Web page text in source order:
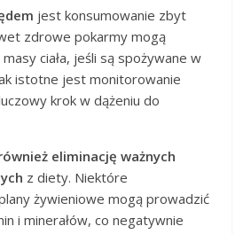
jest konsumowanie zbyt
zdrowe pokarmy mogą
ciała, jeśli są spożywane w
istotne jest monitorowanie
krok w dążeniu do
eliminację ważnych
z diety. Niektóre
żywieniowe mogą prowadzić
i minerałów, co negatywnie